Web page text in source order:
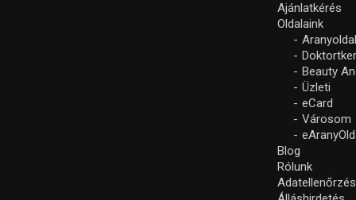
Ajánlatkérés
Oldalaink
Beauty
Üzleti
eCard
Városom
Blog
Rólunk
Adatellenőrzés